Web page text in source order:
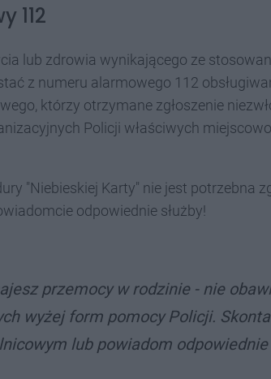
112
lub zdrowia wynikającego ze
z numeru alarmowego 112
którzy otrzymane zgłoszenie
Policji właściwych
"Niebieskiej Karty" nie jest potrzebna
odpowiednie służby!
przemocy w rodzinie - nie
wyżej form pomocy Policji.
lub powiadom odpowiednie